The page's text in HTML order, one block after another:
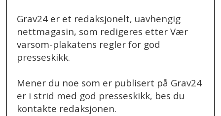
Grav24 er et redaksjonelt, uavhengig
nettmagasin, som redigeres etter Vær
varsom-plakatens regler for god
presseskikk.
Mener du noe som er publisert på Grav24
er i strid med god presseskikk, bes du
kontakte redaksjonen.